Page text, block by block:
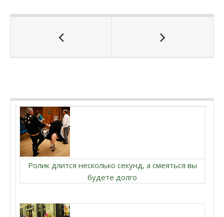
Ролик длится несколько секунд, а смеяться вы
будете долго